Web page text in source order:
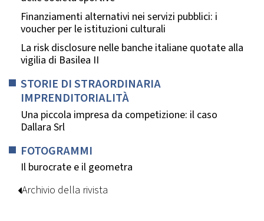
Finanziamenti alternativi nei servizi pubblici: i
voucher per le istituzioni culturali
La risk disclosure nelle banche italiane quotate alla
vigilia di Basilea II
STORIE DI STRAORDINARIA
IMPRENDITORIALITÀ
Una piccola impresa da competizione: il caso
Dallara Srl
FOTOGRAMMI
Il burocrate e il geometra
Archivio della rivista